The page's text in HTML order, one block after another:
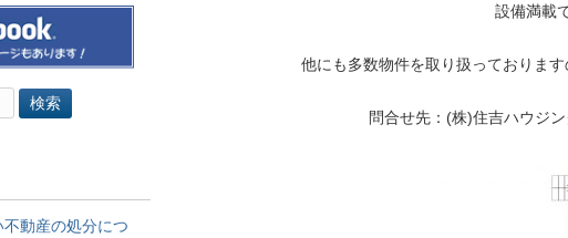
設備満載
他にも多数物件を取り扱っておりま
問合せ先：(株)住吉ハウジ
動産の処分につ